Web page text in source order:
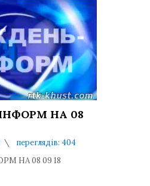
НА 08
переглядів: 404
НА 08 09 18